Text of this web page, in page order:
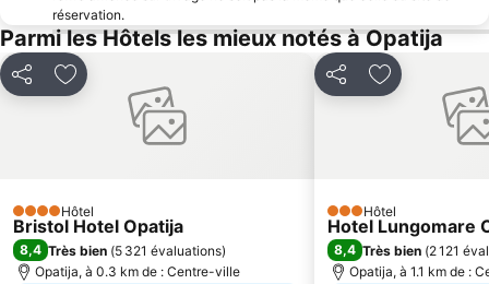
réservation.
Parmi les Hôtels les mieux notés à Opatija
PartagerAjouter à mes favoris
4 ÉtoilesHôtel
Bristol Hotel Opatija
8,4 Très bien (5 321 évaluations)
Opatija, à 0.3 km de : Centre-ville
PartagerAjouter à
3 Étoiles
Hôtel
Hotel Lungomare
8,4 Très bien (2 121
Opatija, à 1.1 km de :